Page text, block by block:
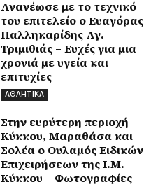
Ανανέωσε με το τεχνικό
του επιτελείο ο Ευαγόρας
Παλληκαρίδης Αγ.
Τριμιθιάς – Ευχές για μια
χρονιά με υγεία και
επιτυχίες
ΑΘΛΗΤΙΚΑ
Στην ευρύτερη περιοχή
Κύκκου, Μαραθάσα και
Σολέα ο Ουλαμός Ειδικών
Επιχειρήσεων της Ι.Μ.
Κύκκου – Φωτογραφίες